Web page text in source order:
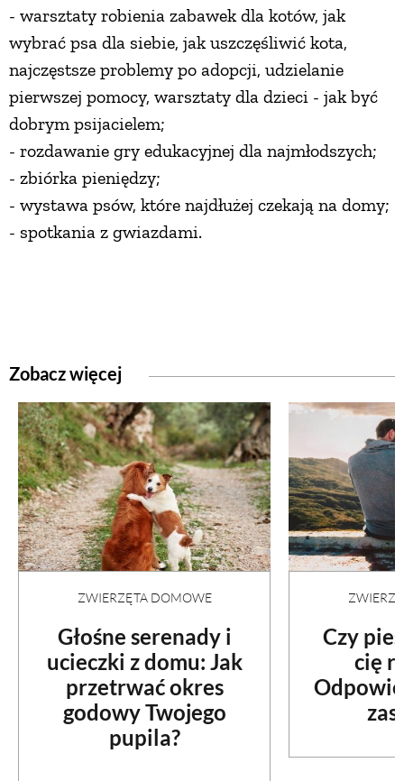
- warsztaty robienia zabawek dla kotów, jak
wybrać psa dla siebie, jak uszczęśliwić kota,
najczęstsze problemy po adopcji, udzielanie
pierwszej pomocy, warsztaty dla dzieci - jak być
dobrym psijacielem;
- rozdawanie gry edukacyjnej dla najmłodszych;
- zbiórka pieniędzy;
- wystawa psów, które najdłużej czekają na domy;
- spotkania z gwiazdami.
Zobacz więcej
ZWIERZĘTA DOMOWE
Głośne serenady i
ucieczki z domu: Jak
przetrwać okres
godowy Twojego
pupila?
Czy
cię